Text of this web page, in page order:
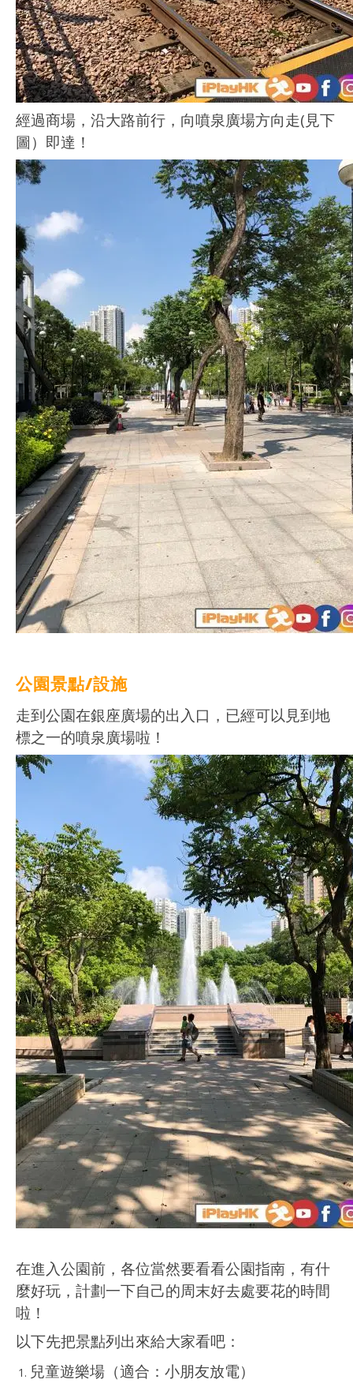
經過商場，沿大路前行，向噴泉廣場方向走(見下
圖）即達！
公園景點/設施
走到公園在銀座廣場的出入口，已經可以見到地
標之一的噴泉廣場啦！
在進入公園前，各位當然要看看公園指南，有什
麼好玩，計劃一下自己的周末好去處要花的時間
啦！
以下先把景點列出來給大家看吧：
兒童遊樂場（適合：小朋友放電）